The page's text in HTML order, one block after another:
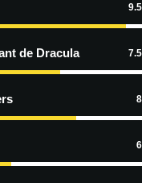
9.5
de Dracula 7.5
8
6